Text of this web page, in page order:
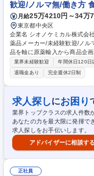
歓迎/ノルマ無/働き方
月給25万4210円～34万
東京都中央区
企業名 シオノケミカル株式会社 求人名 【東京/法人営業】ジェネリック医
薬品メーカー/未経験歓迎/ノルマ無/働き方◎ 仕事の
品を軸に原薬輸入から商品企
当社にて、既存顧客を中心に
社の商品の提案営業をお任せいたします。 【業務詳細
に新商品の提案やOEM提案、
い営業活動を行っていただき
ニーズをヒアリングしながら
集職種 【東京/法人営業】ジェ
無/働き方◎
業界未経験歓迎 年間休日120日
退職金あり
完全週休2日制
求人探しにお困り
業界トップクラスの求人件数
あなたの力を最大限に発揮で
求人探しをお手伝いします。
アドバイザーに相談する
正社員